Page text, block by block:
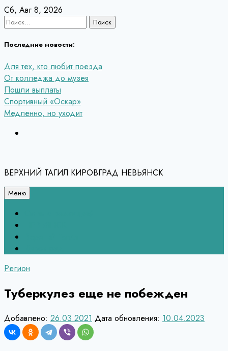
Перейти
к
Сб, Авг 8, 2026
Найти:
Последние новости:
Для тех, кто любит поезда
От колледжа до музея
Пошли выплаты
Спортивный «Оскар»
Медленно, но уходит
ВЕРХНИЙ ТАГИЛ КИРОВГРАД НЕВЬЯНСК
Меню
Регион
Туберкулез еще не побежден
Добавлено: 26.03.2021 Дата обновления: 10.04.2023